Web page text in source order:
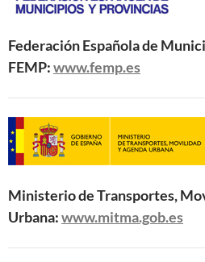
Federación Española de
FEMP:www.femp.es
Ministerio de Transportes,
Urbana:www.mitma.gob.es